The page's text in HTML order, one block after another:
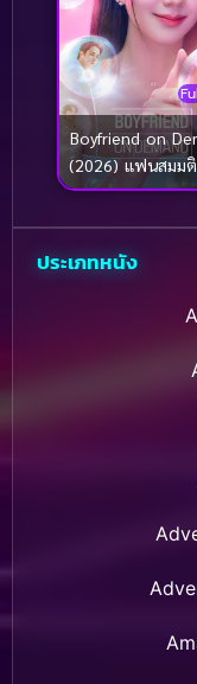
Boyfriend on
(2026) แฟนสมมติ
รัก
ประเภทหนัง